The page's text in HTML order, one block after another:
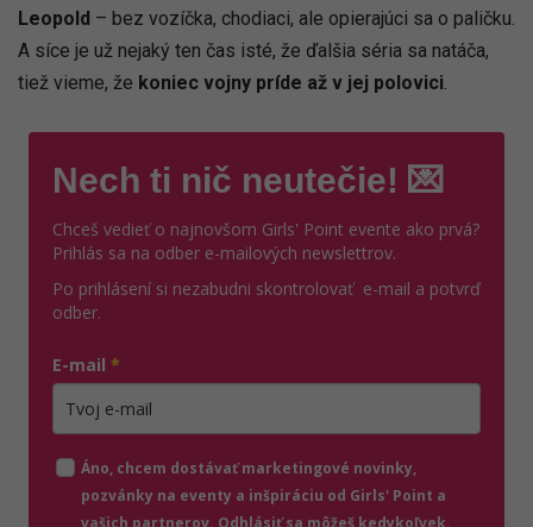
Leopold – bez vozíčka, chodiaci, ale opierajúci sa o paličku.
A síce je už nejaký ten čas isté, že ďalšia séria sa natáča,
tiež vieme, že koniec vojny príde až v jej polovici.
Nech ti nič neutečie! 💌
Chceš vedieť o najnovšom Girls' Point evente ako prvá?
Prihlás sa na odber e-mailových newslettrov.
Po prihlásení si nezabudni skontrolovať e-mail a potvrď
odber.
E-mail *
Áno, chcem dostávať marketingové novinky,
pozvánky na eventy a inšpiráciu od Girls' Point a
vašich partnerov. Odhlásiť sa môžeš kedykoľvek.